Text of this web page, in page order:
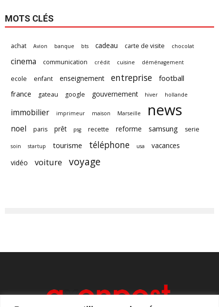
MOTS CLÉS
achat Avion banque bts cadeau carte de visite chocolat
cinema communication crédit cuisine déménagement
ecole enfant enseignement entreprise
football
france
gateau google gouvernement hiver hollande
immobilier imprimeur maison Marseille news
noel paris prêt psg recette reforme samsung serie
soin startup tourisme téléphone usa
vacances
vidéo
voiture voyage